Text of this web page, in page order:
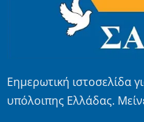
Εημερωτική ιστοσελίδα
υπόλοιπης Ελλάδας.